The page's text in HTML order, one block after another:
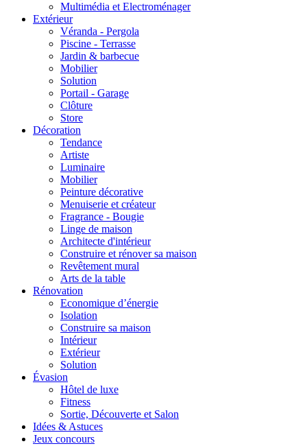
Multimédia et Electroménager
Extérieur
Véranda - Pergola
Piscine - Terrasse
Jardin & barbecue
Mobilier
Solution
Portail - Garage
Clôture
Store
Décoration
Tendance
Artiste
Luminaire
Mobilier
Peinture décorative
Menuiserie et créateur
Fragrance - Bougie
Linge de maison
Architecte d'intérieur
Construire et rénover sa maison
Revêtement mural
Arts de la table
Rénovation
Economique d’énergie
Isolation
Construire sa maison
Intérieur
Extérieur
Solution
Évasion
Hôtel de luxe
Fitness
Sortie, Découverte et Salon
Idées & Astuces
Jeux concours